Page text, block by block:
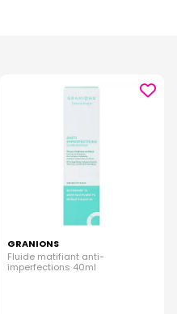
GRANIONS
Fluide matifiant anti-
imperfections 40ml